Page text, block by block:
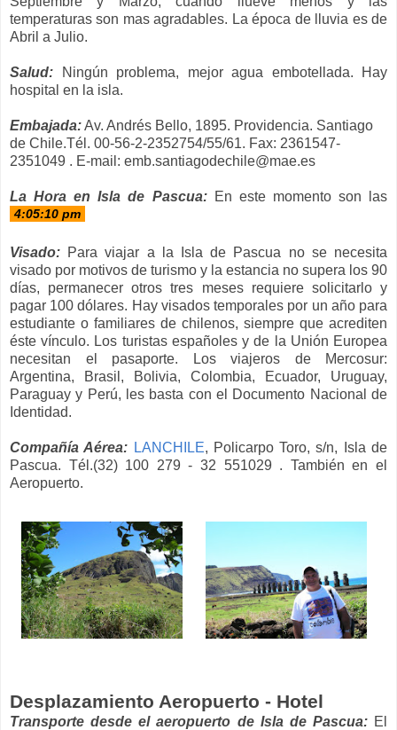
temperaturas son mas agradables. La época de lluvia es de
Abril a Julio.
Salud:
Ningún problema, mejor agua embotellada. Hay
hospital en la isla.
Embajada:Av. Andrés Bello, 1895. Providencia. Santiago
de Chile.Tél. 00-56-2-2352754/55/61. Fax: 2361547-
2351049 . E-mail: emb.santiagodechile@mae.es
La Hora en Isla de Pascua:En este momento son las
Visado: Para viajar a la Isla de Pascua nose necesita
visado por motivos de turismo y la estancia no supera los 90
días, permanecer otros tres meses requiere solicitarlo y
pagar 100 dólares. Hay visados temporales por un año para
estudiante o familiares de chilenos, siempre que acrediten
éste vínculo. Los turistas españoles y de la Unión Europea
necesitan el pasaporte. Los viajeros de Mercosur:
Argentina, Brasil, Bolivia, Colombia, Ecuador, Uruguay,
Paraguay y Perú, les basta con el Documento Nacional de
Identidad.
Compañía Aérea: LANCHILE, Policarpo Toro, s/n, Isla de
Pascua. Tél.(32) 100 279 - 32 551029 . También en el
Aeropuerto.
Desplazamiento Aeropuerto - Hotel
Transporte desde el aeropuerto de Isla de Pascua: El